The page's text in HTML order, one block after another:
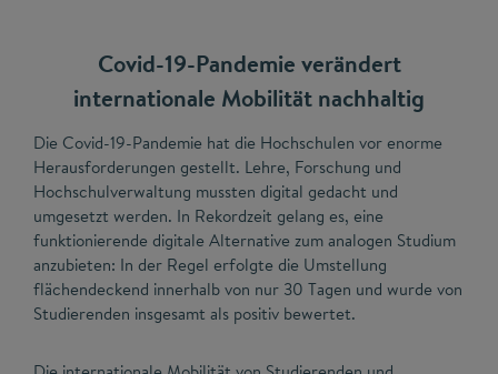
Covid-19-Pandemie verändert
internationale Mobilität nachhaltig
Die Covid-19-Pandemie hat die Hochschulen vor enorme
Herausforderungen gestellt. Lehre, Forschung und
Hochschulverwaltung mussten digital gedacht und
umgesetzt werden. In Rekordzeit gelang es, eine
funktionierende digitale Alternative zum analogen Studium
anzubieten: In der Regel erfolgte die Umstellung
flächendeckend innerhalb von nur 30 Tagen und wurde von
Studierenden insgesamt als positiv bewertet.